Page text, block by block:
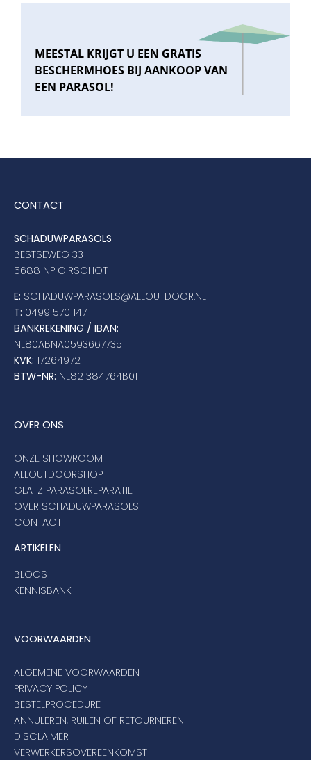
MEESTAL KRIJGT U EEN GRATIS
BESCHERMHOES BIJ AANKOOP VAN
EEN PARASOL!
CONTACT
SCHADUWPARASOLS
BESTSEWEG 33
5688 NP OIRSCHOT
E: SCHADUWPARASOLS@ALLOUTDOOR.NL
T: 0499 570 147
BANKREKENING / IBAN:
NL80ABNA0593667735
KVK: 17264972
BTW-NR: NL821384764B01
OVER ONS
ONZE SHOWROOM
ALLOUTDOORSHOP
GLATZ PARASOLREPARATIE
OVER SCHADUWPARASOLS
CONTACT
ARTIKELEN
BLOGS
KENNISBANK
VOORWAARDEN
ALGEMENE VOORWAARDEN
PRIVACY POLICY
BESTELPROCEDURE
ANNULEREN, RUILEN OF RETOURNEREN
DISCLAIMER
VERWERKERSOVEREENKOMST